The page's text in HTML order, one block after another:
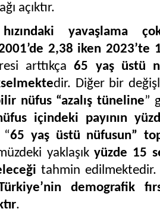
açıktır.
yavaşlama
2,38 iken 2023’te
arttıkça65 yaş üstü
dir. Diğer bir
nüfus “azalış tüneline”
içindeki payının
65 yaş üstü nüfusun”
yaklaşıkyüzde 15
tahmin edilmektedir.
demografik
.